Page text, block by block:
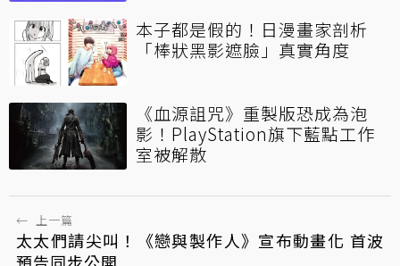
本子都是假的！日漫畫家剖析
「棒狀黑影遮臉」真實角度
《血源詛咒》重製版恐成為泡
影！PlayStation旗下藍點工作
室被解散
← 上一篇
太太們請尖叫！《戀與製作人》宣布動畫化 首波